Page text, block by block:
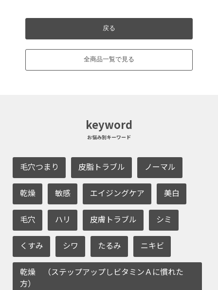
戻る
全商品一覧で見る
keyword
お悩み別キーワード
毛穴つまり 皮脂トラブル ノーマル
乾燥 敏感 エイジングケア 美白
毛穴 ハリ 皮膚トラブル シミ
くすみ シワ たるみ ニキビ
乾燥 （ステップアップしビタミンＡに慣れた
方）